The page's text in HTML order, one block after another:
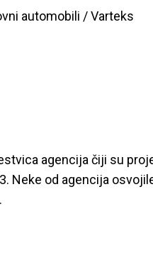
automobili / Varteks
agencija čiji su
Neke od agencija